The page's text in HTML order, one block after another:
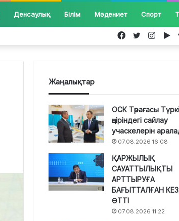
Денсаулық Білім Мәдениет Спорт
Twitter
Facebook
Жаңалықтар
ОСК Төрағасы
өңіріндегі сайлау
учаскелерін
07.08.2026 16:08
ҚАРЖЫЛЫҚ
САУАТТЫЛЫҚТЫ
АРТТЫРУҒА
БАҒЫТТАЛҒАН
ӨТТІ
07.08.2026 11:22